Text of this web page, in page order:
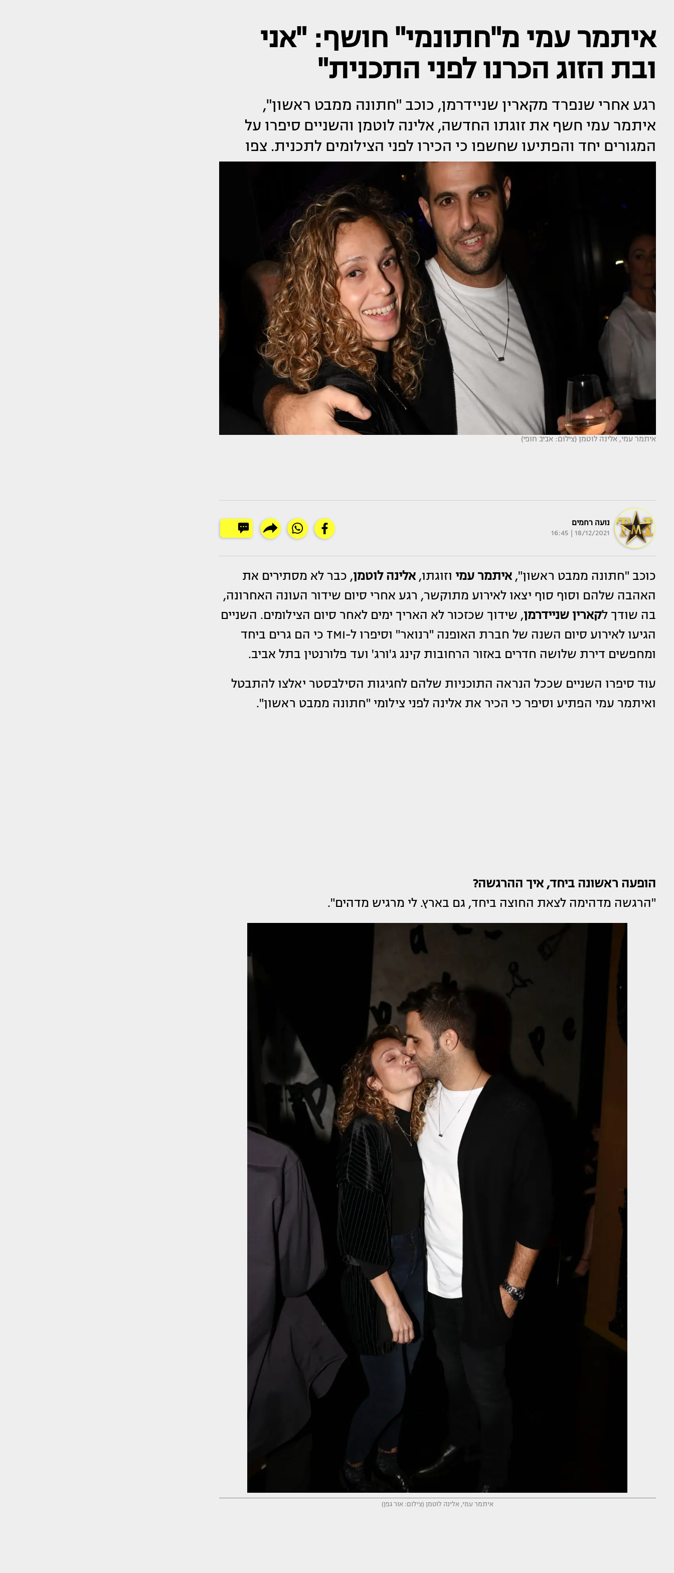
איתמר עמי מ"חתונמי" חושף: "אני
ובת הזוג הכרנו לפני התכנית"
רגע אחרי שנפרד מקארין שניידרמן, כוכב "חתונה ממבט ראשון",
איתמר עמי חשף את זוגתו החדשה, אלינה לוטמן והשניים סיפרו על
המגורים יחד והפתיעו שחשפו כי הכירו לפני הצילומים לתכנית. צפו
איתמר עמי, אלינה לוטמן (צילום: אביב חופי)
נועה רחמים
18/12/2021 | 16:45
כוכב "חתונה ממבט ראשון",איתמר עמי וזוגתו,אלינה לוטמן, כבר לא מסתירים את
האהבה שלהם וסוף סוף יצאו לאירוע מתוקשר, רגע אחרי סיום שידור העונה האחרונה,
בה שודך לקארין שניידרמן, שידוך שכזכור לא האריך ימים לאחר סיום הצילומים. השניים
הגיעו לאירוע סיום השנה של חברת האופנה "רנואר" וסיפרו ל-TMI כי הם גרים ביחד
ומחפשים דירת שלושה חדרים באזור הרחובות קינג ג'ורג' ועד פלורנטין בתל אביב.
עוד סיפרו השניים שככל הנראה התוכניות שלהם לחגיגות הסילבסטר יאלצו להתבטל
ואיתמר עמי הפתיע וסיפר כי הכיר את אלינה לפני צילומי "חתונה ממבט ראשון".
הופעה ראשונה ביחד, איך ההרגשה?
"הרגשה מדהימה לצאת החוצה ביחד, גם בארץ. לי מרגיש מדהים".
איתמר עמי, אלינה לוטמן (צילום: אור גפן)